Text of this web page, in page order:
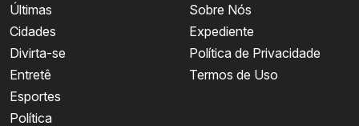
Últimas
Cidades
Divirta-se
Entretê
Esportes
Política
Sobre Nós
Expediente
Política de Privacidade
Termos de Uso